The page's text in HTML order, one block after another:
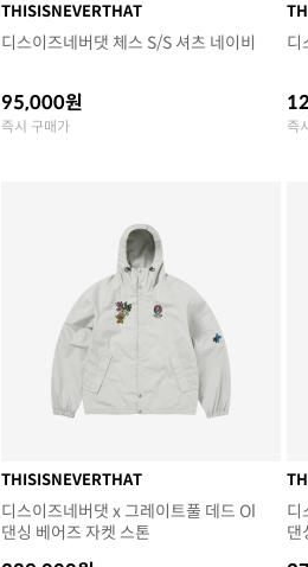
THISISNEVERTHAT
디스이즈네버댓 체스 S/S 셔츠 네이비
95,000원
즉시 구매가
디
즉
THISISNEVERTHAT
디스이즈네버댓 x 그레이트풀 데드 Ol
댄싱 베어즈 자켓 스톤
디
댄